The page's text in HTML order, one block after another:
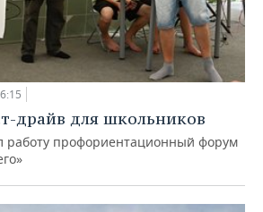
драйв для школьников
работу профориентационный форум